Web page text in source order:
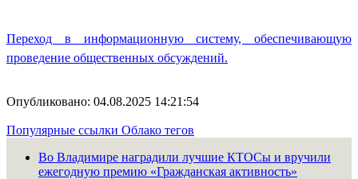
Переход в информационную систему, обеспечивающую
проведение общественных обсуждений.
Опубликовано: 04.08.2025 14:21:54
Популярные ссылки Облако тегов
Во Владимире наградили лучшие КТОСы и вручили
ежегодную премию «Гражданская активность»